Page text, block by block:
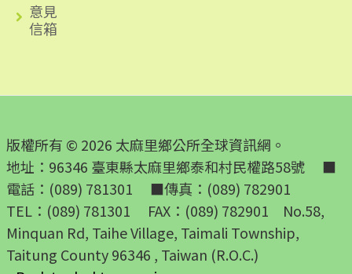
意見
信箱
版權所有 © 2026 太麻里鄉公所全球資訊網。
地址：96346 臺東縣太麻里鄉泰和村民權路58號 ■
電話：(089) 781301 ■傳真：(089) 782901
TEL：(089) 781301 FAX：(089) 782901 No.58,
Minquan Rd, Taihe Village, Taimali Township,
Taitung County 96346 , Taiwan (R.O.C.)